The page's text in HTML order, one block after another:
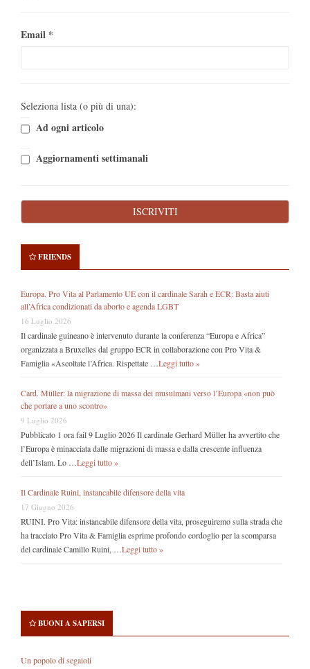
Email *
Seleziona lista (o più di una):
Ad ogni articolo
Aggiornamenti settimanali
FRIENDS
Europa. Pro Vita al Parlamento UE con il cardinale Sarah e ECR: Basta aiuti
all’Africa condizionati da aborto e agenda LGBT
16 Luglio 2026
Il cardinale guineano è intervenuto durante la conferenza “Europa e Africa”
organizzata a Bruxelles dal gruppo ECR in collaborazione con Pro Vita &
Famiglia «Ascoltate l’Africa. Rispettate …Leggi tutto »
Card. Müller: la migrazione di massa dei musulmani verso l’Europa «non può
che portare a uno scontro»
9 Luglio 2026
Pubblicato 1 ora fail 9 Luglio 2026 Il cardinale Gerhard Müller ha avvertito che
l’Europa è minacciata dalle migrazioni di massa e dalla crescente influenza
dell’Islam. Lo …Leggi tutto »
Il Cardinale Ruini, instancabile difensore della vita
17 Giugno 2026
RUINI. Pro Vita: instancabile difensore della vita, proseguiremo sulla strada che
ha tracciato Pro Vita & Famiglia esprime profondo cordoglio per la scomparsa
del cardinale Camillo Ruini, …Leggi tutto »
BUONI A SAPERSI
Un popolo di segaioli